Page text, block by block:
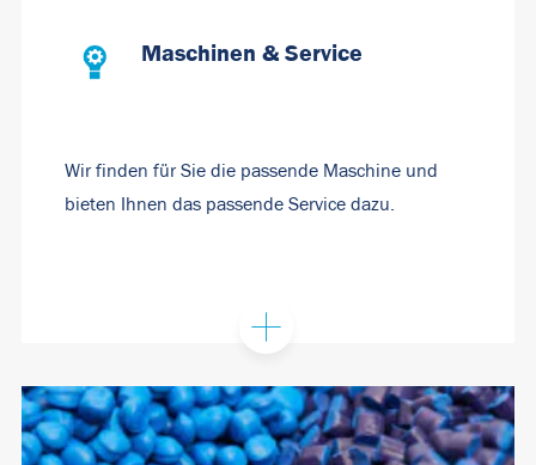
Maschinen & Service
Wir finden für Sie die passende Maschine und
bieten Ihnen das passende Service dazu.